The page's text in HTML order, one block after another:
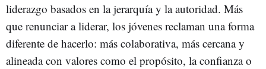
liderazgo basados en la jerarquía y la autoridad. Más
que renunciar a liderar, los jóvenes reclaman una forma
diferente de hacerlo: más colaborativa, más cercana y
alineada con valores como el propósito, la confianza o